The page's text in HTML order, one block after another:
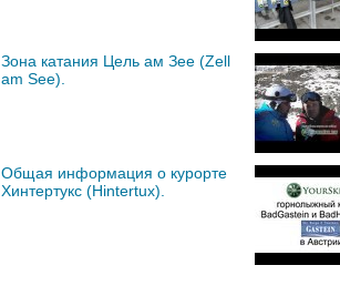
Зона катания Цель ам Зее (Zell
am See).
Общая информация о курорте
Хинтертукс (Hintertux).